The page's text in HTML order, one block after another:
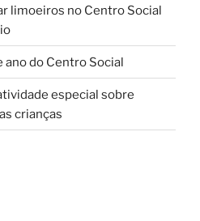
limoeiros no Centro Social
do Centro Social
especial sobre
crianças